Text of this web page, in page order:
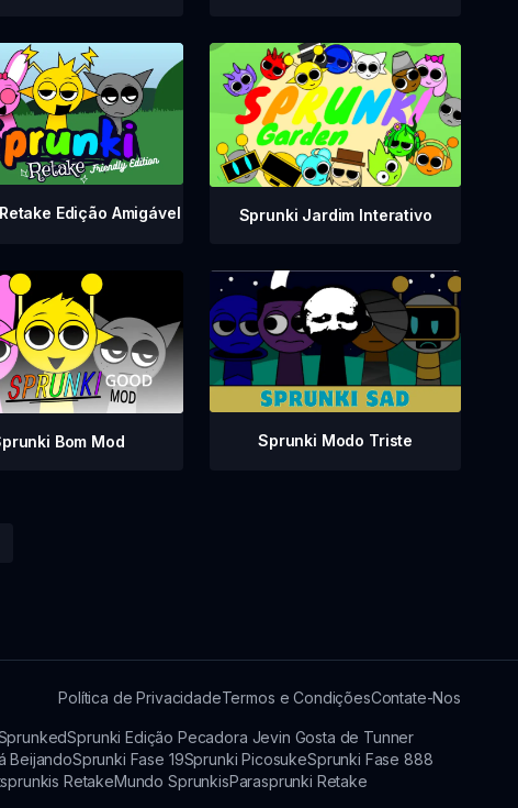
Edição Amigável Sprunki Jardim Interativo
Bom Mod Sprunki Modo Triste
Política de PrivacidadeTermos e CondiçõesContate-Nos
Sprunki Edição Pecadora Jevin Gosta de Tunner
BeijandoSprunki Fase 19Sprunki PicosukeSprunki Fase 888
RetakeMundo SprunkisParasprunki Retake